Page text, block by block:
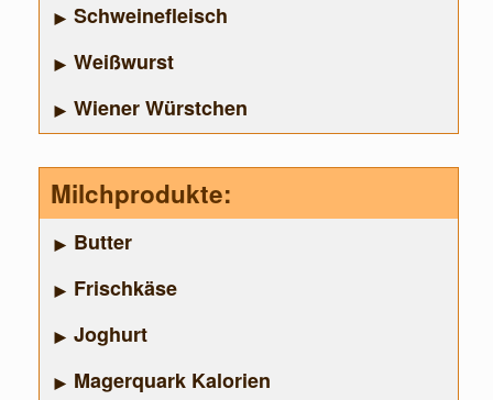
Schweinefleisch
Weißwurst
Wiener Würstchen
Milchprodukte:
Butter
Frischkäse
Joghurt
Magerquark Kalorien